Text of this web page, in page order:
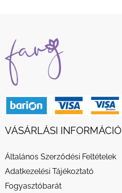
VÁSÁRLÁSI INFORMÁCIÓ
Általános Szerződési Feltételek
Adatkezelési Tájékoztató
Fogyasztóbarát